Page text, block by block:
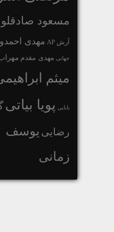
مسعود صادقلو
آرش AP مهدی
جهانی مهدی مقدم
میثم
بابایی پویا بیاتی
رضایی یوسف
زمانی